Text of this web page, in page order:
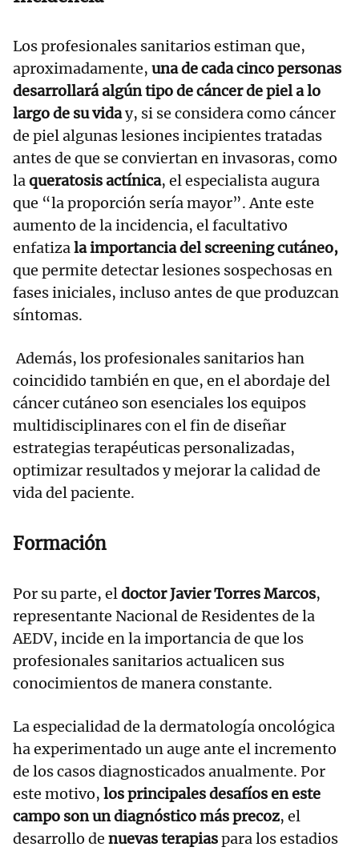
Los profesionales sanitarios estiman que,
aproximadamente, una de cada cinco personas
desarrollará algún tipo de cáncer de piel a lo
largo de su viday, si se considera como cáncer
de piel algunas lesiones incipientes tratadas
antes de que se conviertan en invasoras, como
laqueratosis actínica, el especialista augura
que “la proporción sería mayor”. Ante este
aumento de la incidencia, el facultativo
enfatizala importancia del screening cutáneo,
que permite detectar lesiones sospechosas en
fases iniciales, incluso antes de que produzcan
síntomas.
Además, los profesionales sanitarios han
coincidido también en que, en el abordaje del
cáncer cutáneo son esenciales los equipos
multidisciplinares con el fin de diseñar
estrategias terapéuticas personalizadas,
optimizar resultados y mejorar la calidad de
vida del paciente.
Formación
Por su parte, eldoctor Javier Torres Marcos,
representante Nacional de Residentes de la
AEDV, incide en la importancia de que los
profesionales sanitarios actualicen sus
conocimientos de manera constante.
La especialidad de la dermatología oncológica
ha experimentado un auge ante el incremento
de los casos diagnosticados anualmente. Por
este motivo, los principales desafíos en este
campo son un diagnóstico más precoz, el
desarrollo de nuevas terapiaspara los estadios